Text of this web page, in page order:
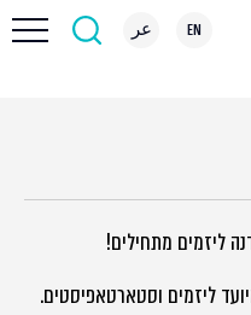
EN عر
ליזמים מתחילים!
ליזמים וסטארטאפיסטים.